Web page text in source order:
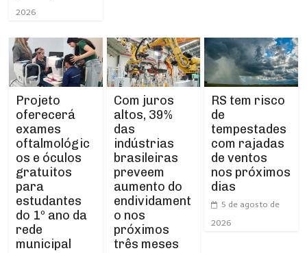
2026
Projeto
oferecerá
exames
oftalmológic
os e óculos
gratuitos
para
estudantes
do 1º ano da
rede
municipal
Com juros
altos, 39%
das
indústrias
brasileiras
preveem
aumento do
endividament
o nos
próximos
três meses
RS tem risco
de
tempestades
com rajadas
de ventos
nos próximos
dias
5 de agosto de
2026